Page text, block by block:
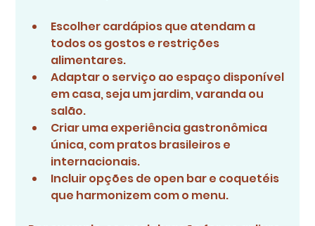
Escolher cardápios que atendam a
todos os gostos e restrições
alimentares.
Adaptar o serviço ao espaço disponível
em casa, seja um jardim, varanda ou
salão.
Criar uma experiência gastronômica
única, com pratos brasileiros e
internacionais.
Incluir opções de open bar e coquetéis
que harmonizem com o menu.